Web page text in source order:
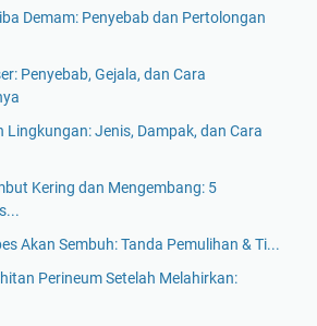
Demam: Penyebab dan Pertolongan
Penyebab, Gejala, dan Cara
Lingkungan: Jenis, Dampak, dan Cara
Kering dan Mengembang: 5
Akan Sembuh: Tanda Pemulihan & Ti...
Perineum Setelah Melahirkan: